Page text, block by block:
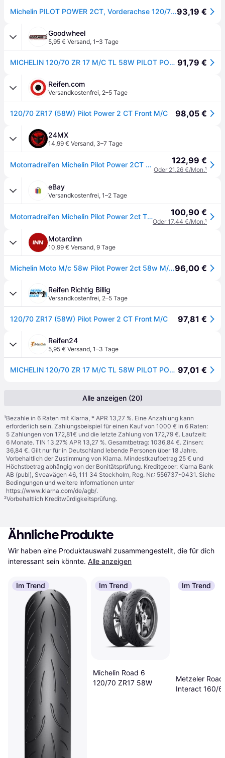
Michelin PILOT POWER 2CT, Vorderachse 120/70 ZR17 58W TL93,19 €
Goodwheel
5,95 € Versand, 1–3 Tage
MICHELIN 120/70 ZR 17 M/C TL 58W PILOT POWER 2CT FRONT 91,79 €
Reifen.com
Versandkostenfrei, 2–5 Tage
120/70 ZR17 (58W) Pilot Power 2 CT Front M/C 98,05 €
24MX
14,99 € Versand, 3–7 Tage
Motorradreifen Michelin Pilot Power 2CT Vorne 122,99 €
Oder 21,26 €/Mon.¹
eBay
Versandkostenfrei, 1–2 Tage
Motorradreifen Michelin Pilot Power 2ct Tl Vorne 120 70 17 58w Reifen 100,90 €
Oder 17,44 €/Mon.¹
Motardinn
10,99 € Versand, 9 Tage
Michelin Moto M/c 58w Pilot Power 2ct 58w M/c Tl 461948 Sport Front Tire Schwarz 120/70 / R1796,00 €
Reifen Richtig Billig
Versandkostenfrei, 2–5 Tage
120/70 ZR17 (58W) Pilot Power 2 CT Front M/C 97,81 €
Reifen24
5,95 € Versand, 1–3 Tage
MICHELIN 120/70 ZR 17 M/C TL 58W PILOT POWER 2CT FRONT 97,01 €
Alle anzeigen (20)
¹Bezahle in 6 Raten mit Klarna, * APR 13,27 %. Eine Anzahlung kann
erforderlich sein. Zahlungsbeispiel für einen Kauf von 1000 € in 6 Raten:
5 Zahlungen von 172,81€ und die letzte Zahlung von 172,79 €. Laufzeit:
6 Monate. TIN 13,27% APR 13,27 %. Gesamtbetrag: 1036,84 €. Zinsen:
36,84 €. Gilt nur für in Deutschland lebende Personen über 18 Jahre.
Vorbehaltlich der Zustimmung von Klarna. Mindestkaufbetrag 25 € und
Höchstbetrag abhängig von der Bonitätsprüfung. Kreditgeber: Klarna Bank
AB (publ), Sveavägen 46, 111 34 Stockholm, Reg. Nr.: 556737-0431. Siehe
Bedingungen und weitere Informationen unter
https://www.klarna.com/de/agb/.
²Vorbehaltlich Kreditwürdigkeitsprüfung.
Ähnliche Produkte
Wir haben eine Produktauswahl zusammengestellt, die für dich
interessant sein könnte. Alle anzeigen
Im Trend Im Trend
Michelin Road 6
120/70 ZR17 58W
Im Trend
Metzeler
Interact 160/